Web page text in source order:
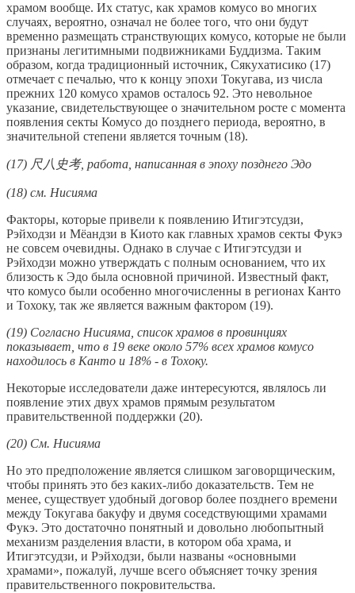
храмом вообще. Их статус, как храмов комусо во многих
случаях, вероятно, означал не более того, что они будут
временно размещать странствующих комусо, которые не были
признаны легитимными подвижниками Буддизма. Таким
образом, когда традиционный источник, Сякухатисико (17)
отмечает с печалью, что к концу эпохи Токугава, из числа
прежних 120 комусо храмов осталось 92. Это невольное
указание, свидетельствующее о значительном росте с момента
появления секты Комусо до позднего периода, вероятно, в
значительной степени является точным (18).
(17) 尺八史考, работа, написанная в эпоху позднего Эдо
(18) см. Нисияма
Факторы, которые привели к появлению Итигэтсудзи,
Рэйходзи и Мёандзи в Киото как главных храмов секты Фукэ
не совсем очевидны. Однако в случае с Итигэтсудзи и
Рэйходзи можно утверждать с полным основанием, что их
близость к Эдо была основной причиной. Известный факт,
что комусо были особенно многочисленны в регионах Канто
и Тохоку, так же является важным фактором (19).
(19) Согласно Нисияма, список храмов в провинциях
показывает, что в 19 веке около 57% всех храмов комусо
находилось в Канто и 18% - в Тохоку.
Некоторые исследователи даже интересуются, являлось ли
появление этих двух храмов прямым результатом
правительственной поддержки (20).
(20) См. Нисияма
Но это предположение является слишком заговорщическим,
чтобы принять это без каких-либо доказательств. Тем не
менее, существует удобный договор более позднего времени
между Токугава бакуфу и двумя соседствующими храмами
Фукэ. Это достаточно понятный и довольно любопытный
механизм разделения власти, в котором оба храма, и
Итигэтсудзи, и Рэйходзи, были названы «основными
храмами», пожалуй, лучше всего объясняет точку зрения
правительственного покровительства.